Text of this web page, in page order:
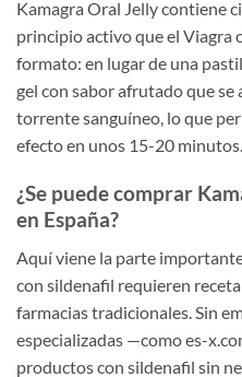
Kamagra Oral Jelly contiene
principio activo que el Viagra
formato: en lugar de una
gel con sabor afrutado que
torrente sanguíneo, lo que
efecto en unos 15-20 minutos.
¿Se puede comprar
en España?
Aquí viene la parte
con sildenafil requieren
farmacias tradicionales. Sin
especializadas —como es-
productos con sildenafil sin